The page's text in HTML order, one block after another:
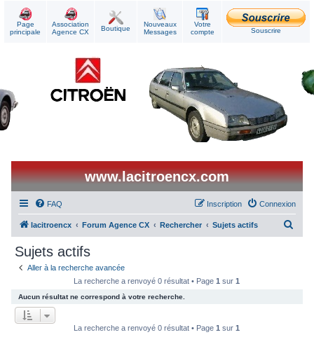
Page
principale
Association
Agence CX
Boutique
Nouveaux
Messages
Votre
compte
Souscrire
www.lacitroencx.com
FAQ Connexion
Inscription
lacitroencx Forum Agence CX Rechercher Sujets actifs
Sujets actifs
Aller à la recherche avancée
La recherche a renvoyé 0 résultat • Page1 sur1
Aucun résultat ne correspond à votre recherche.
La recherche a renvoyé 0 résultat • Page1 sur1